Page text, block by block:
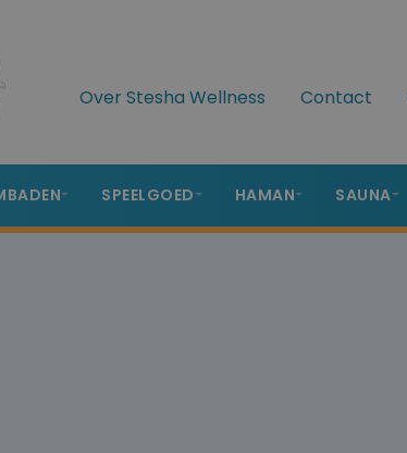
Over Stesha Wellness Contact
SPEELGOED HAMAN SAUNA